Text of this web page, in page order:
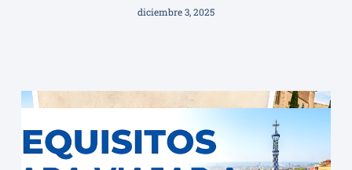
diciembre 3, 2025